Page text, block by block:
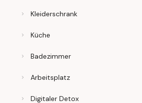
Kleiderschrank
Küche
Badezimmer
Arbeitsplatz
Digitaler Detox